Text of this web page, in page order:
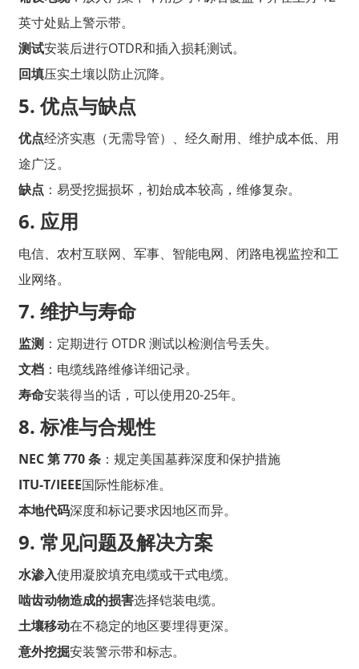
英寸处贴上警示带。
测试安装后进行OTDR和插入损耗测试。
回填压实土壤以防止沉降。
5. 优点与缺点
优点经济实惠（无需导管）、经久耐用、维护成本低、用
途广泛。
缺点：易受挖掘损坏，初始成本较高，维修复杂。
6. 应用
电信、农村互联网、军事、智能电网、闭路电视监控和工
业网络。
7. 维护与寿命
监测：定期进行 OTDR 测试以检测信号丢失。
文档：电缆线路维修详细记录。
寿命安装得当的话，可以使用20-25年。
8. 标准与合规性
NEC 第 770 条：规定美国墓葬深度和保护措施
ITU-T/IEEE国际性能标准。
本地代码深度和标记要求因地区而异。
9. 常见问题及解决方案
水渗入使用凝胶填充电缆或干式电缆。
啮齿动物造成的损害选择铠装电缆。
土壤移动在不稳定的地区要埋得更深。
意外挖掘安装警示带和标志。